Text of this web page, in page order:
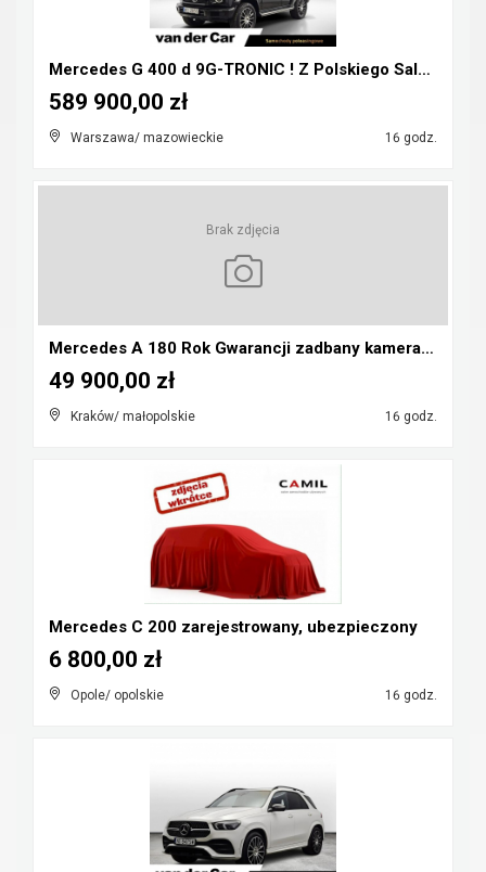
Mercedes G 400 d 9G-TRONIC ! Z Polskiego Salonu ! ...
Warszawa/ mazowieckie 16 godz.
589 900,00 zł
Brak zdjęcia
Mercedes A 180 Rok Gwarancji zadbany kamera pdc au...
Kraków/ małopolskie 16 godz.
49 900,00 zł
Mercedes C 200 zarejestrowany, ubezpieczony
Opole/ opolskie 16 godz.
6 800,00 zł